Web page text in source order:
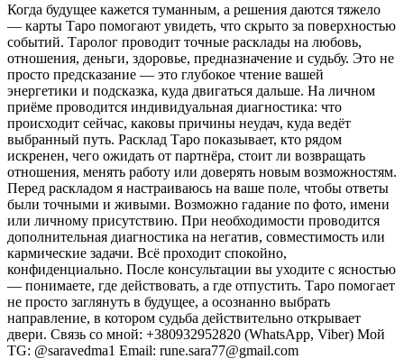
Когда будущее кажется туманным, а решения даются тяжело
— карты Таро помогают увидеть, что скрыто за поверхностью
событий. Таролог проводит точные расклады на любовь,
отношения, деньги, здоровье, предназначение и судьбу. Это не
просто предсказание — это глубокое чтение вашей
энергетики и подсказка, куда двигаться дальше. На личном
приёме проводится индивидуальная диагностика: что
происходит сейчас, каковы причины неудач, куда ведёт
выбранный путь. Расклад Таро показывает, кто рядом
искренен, чего ожидать от партнёра, стоит ли возвращать
отношения, менять работу или доверять новым возможностям.
Перед раскладом я настраиваюсь на ваше поле, чтобы ответы
были точными и живыми. Возможно гадание по фото, имени
или личному присутствию. При необходимости проводится
дополнительная диагностика на негатив, совместимость или
кармические задачи. Всё проходит спокойно,
конфиденциально. После консультации вы уходите с ясностью
— понимаете, где действовать, а где отпустить. Таро помогает
не просто заглянуть в будущее, а осознанно выбрать
направление, в котором судьба действительно открывает
двери. Связь со мной: +380932952820 (WhatsApp, Viber) Мой
TG: @saravedma1 Email: rune.sara77@gmail.com